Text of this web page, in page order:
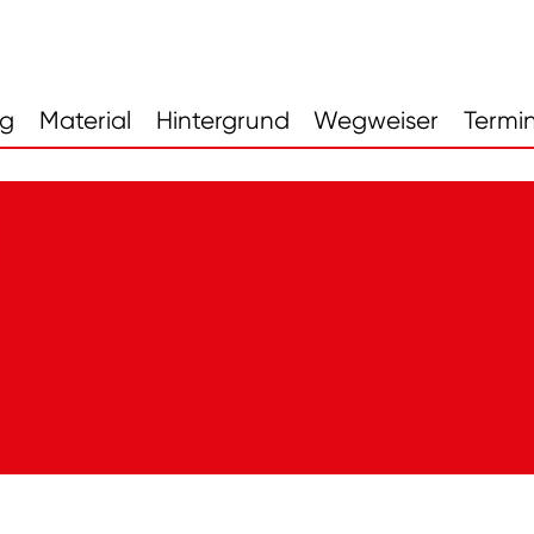
Material Hintergrund Wegweiser